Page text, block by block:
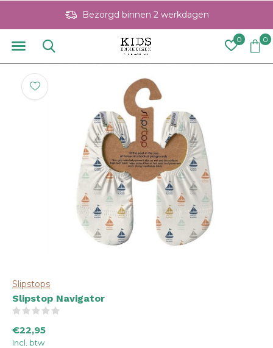
0 0
Bezorgd binnen 2 werkdagen
Slipstops
Slipstop Navigator
€22,95
Incl. btw